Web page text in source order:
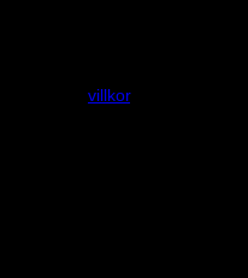
villkor.